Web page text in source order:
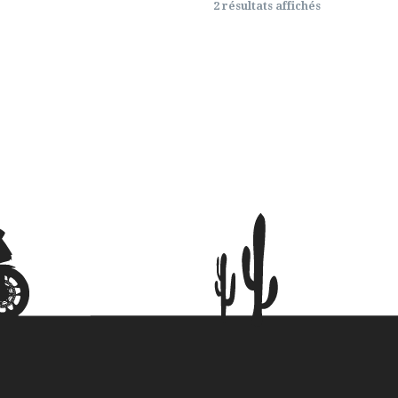
2 résultats affichés